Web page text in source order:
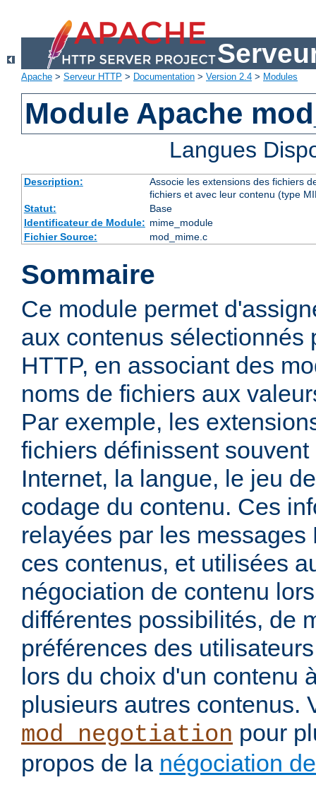
Apache > Serveur HTTP > Documentation > Version 2.4 > Modules
Module Apache
Langues
Description:
Associe les extensions des fichiers
fichiers et avec leur contenu (type
Statut:
Base
Identificateur de Module: mime_module
Fichier Source:
mod_mime.c
Sommaire
Ce module permet
aux contenus sélectionnés
HTTP, en associant des
noms de fichiers aux
Par exemple, les
fichiers définissent
Internet, la langue, le jeu
codage du contenu. Ces
relayées par les
ces contenus, et utilisées
négociation de contenu
différentes possibilités, de
préférences des
lors du choix d'un contenu
plusieurs autres contenus.
mod_negotiation pour
propos de la négociation